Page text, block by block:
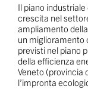
Il piano industriale
crescita nel
ampliamento
un miglioramento
previsti nel piano
della efficienza
Veneto (provincia
l’impronta